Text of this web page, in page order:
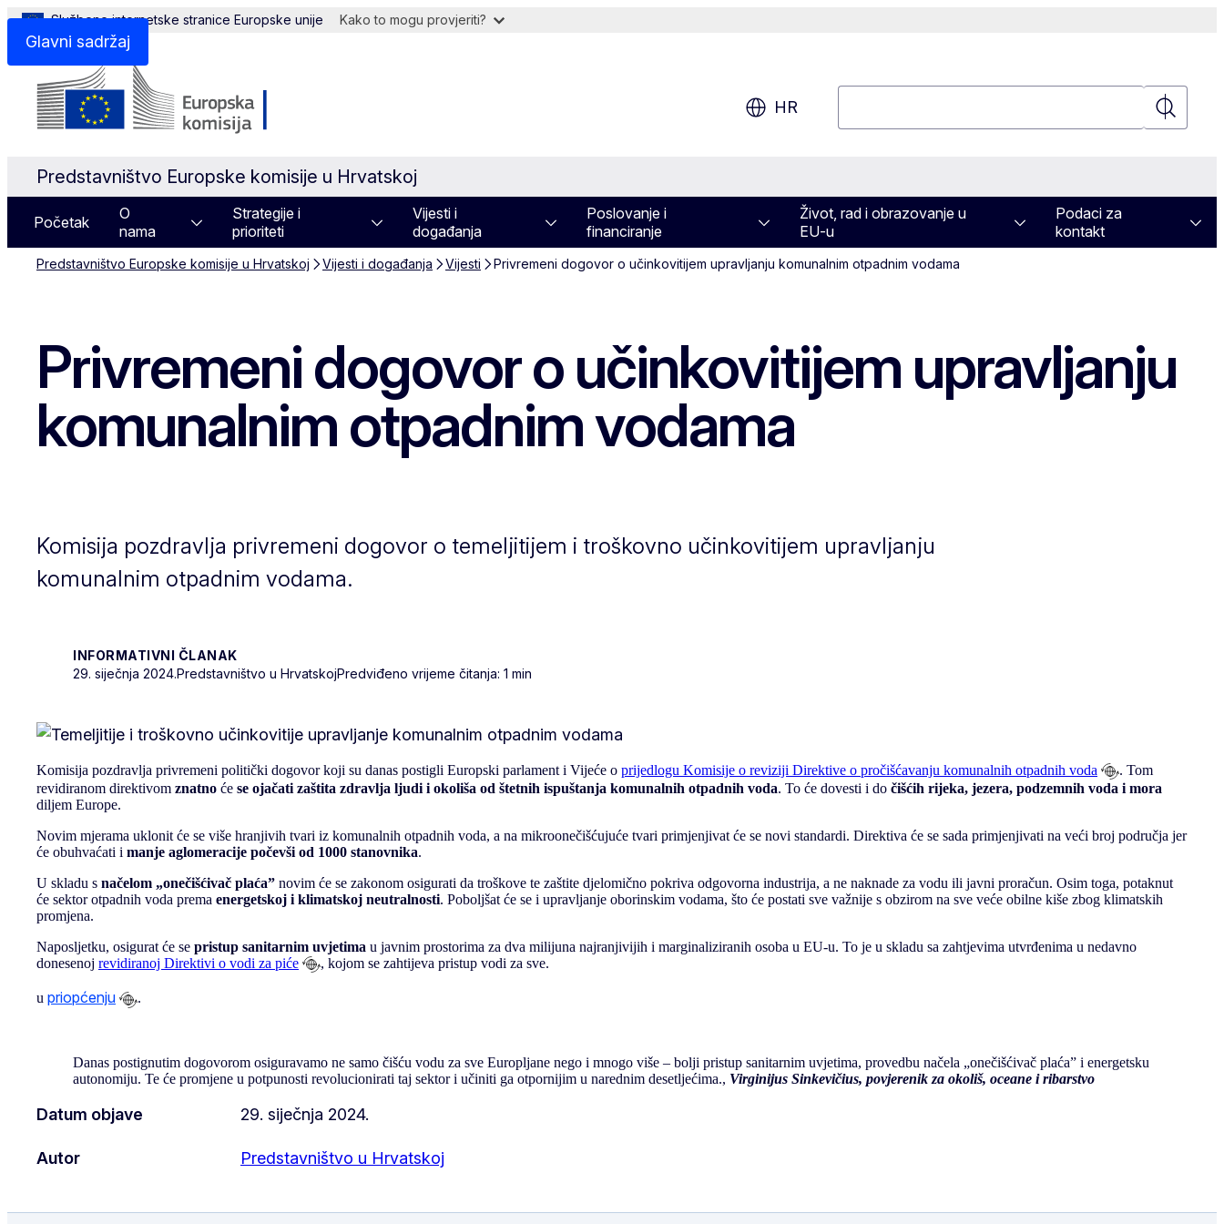
Glavni sadržaj
Službene internetske stranice Europske unije Kako to mogu provjeriti?
HR
Predstavništvo Europske komisije u Hrvatskoj
Početak
O
nama
Strategije i
prioriteti
Vijesti i
događanja
Poslovanje i
financiranje
Život, rad i obrazovanje u
EU-u
Podaci za
kontakt
Predstavništvo Europske komisije u Hrvatskoj Vijesti i događanja Vijesti Privremeni dogovor o učinkovitijem upravljanju komunalnim otpadnim vodama
Privremeni dogovor o učinkovitijem upravljanju
komunalnim otpadnim vodama
Komisija pozdravlja privremeni dogovor o temeljitijem i troškovno učinkovitijem upravljanju
komunalnim otpadnim vodama.
INFORMATIVNI ČLANAK
29. siječnja 2024.Predstavništvo u HrvatskojPredviđeno vrijeme čitanja: 1 min
Komisija pozdravlja privremeni politički dogovor koji su danas postigli Europski parlament i Vijeće o prijedlogu Komisije o reviziji Direktive o pročišćavanju komunalnih otpadnih voda
. Tom
revidiranom direktivom znatno će se ojačati zaštita zdravlja ljudi i okoliša od štetnih ispuštanja komunalnih otpadnih voda. To će dovesti i do čišćih rijeka, jezera, podzemnih voda i mora
diljem Europe.
Novim mjerama uklonit će se više hranjivih tvari iz komunalnih otpadnih voda, a na mikroonečišćujuće tvari primjenjivat će se novi standardi. Direktiva će se sada primjenjivati na veći broj područja jer
će obuhvaćati i manje aglomeracije počevši od 1000 stanovnika.
U skladu s načelom „onečišćivač plaća” novim će se zakonom osigurati da troškove te zaštite djelomično pokriva odgovorna industrija, a ne naknade za vodu ili javni proračun. Osim toga, potaknut
će sektor otpadnih voda prema energetskoj i klimatskoj neutralnosti. Poboljšat će se i upravljanje oborinskim vodama, što će postati sve važnije s obzirom na sve veće obilne kiše zbog klimatskih
promjena.
Naposljetku, osigurat će se pristup sanitarnim uvjetima u javnim prostorima za dva milijuna najranjivijih i marginaliziranih osoba u EU-u. To je u skladu sa zahtjevima utvrđenima u nedavno
donesenoj revidiranoj Direktivi o vodi za piće , kojom se zahtijeva pristup vodi za sve.
u priopćenju .
Danas postignutim dogovorom osiguravamo ne samo čišću vodu za sve Europljane nego i mnogo više – bolji pristup sanitarnim uvjetima, provedbu načela „onečišćivač plaća” i energetsku
autonomiju. Te će promjene u potpunosti revolucionirati taj sektor i učiniti ga otpornijim u narednim desetljećima., Virginijus Sinkevičius, povjerenik za okoliš, oceane i ribarstvo
Datum objave 29. siječnja 2024.
Autor Predstavništvo u Hrvatskoj